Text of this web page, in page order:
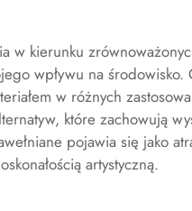
w kierunku
wpływu na środowisko.
w różnych
które zachowują
pojawia się jako
artystyczną.